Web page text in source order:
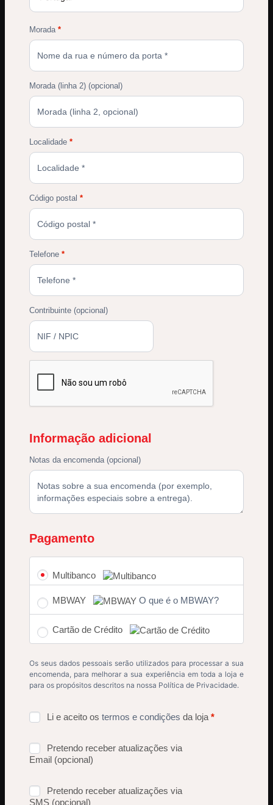
Morada *
Morada (linha 2) (opcional)
Localidade *
Código postal *
Telefone *
Contribuinte (opcional)
Informação adicional
Notas da encomenda (opcional)
Pagamento
Multibanco
MBWAY O que é o MBWAY?
Cartão de Crédito
Os seus dados pessoais serão utilizados para processar a sua
encomenda, para melhorar a sua experiência em toda a loja e
para os propósitos descritos na nossa Política de Privacidade.
Li e aceito os termos e condições da loja *
Pretendo receber atualizações via
Email (opcional)
Pretendo receber atualizações via
SMS (opcional)